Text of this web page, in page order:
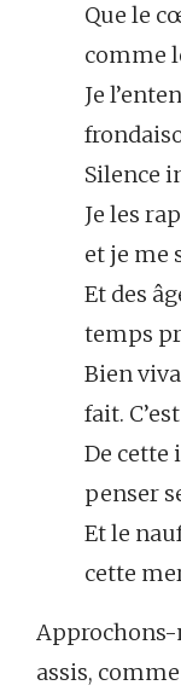
Que le
comme
Je
Silence
Je les
et je me
Et des
temps
Bien
fait.
De
penser
Et le
cette
Approchons-
assis,